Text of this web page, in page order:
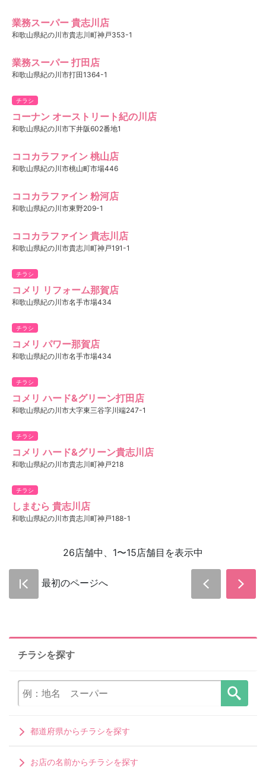
業務スーパー 貴志川店
和歌山県紀の川市貴志川町神戸353-1
業務スーパー 打田店
和歌山県紀の川市打田1364-1
チラシ
コーナン オーストリート紀の川店
和歌山県紀の川市下井阪602番地1
ココカラファイン 桃山店
和歌山県紀の川市桃山町市場446
ココカラファイン 粉河店
和歌山県紀の川市東野209-1
ココカラファイン 貴志川店
和歌山県紀の川市貴志川町神戸191-1
チラシ
コメリ リフォーム那賀店
和歌山県紀の川市名手市場434
チラシ
コメリ パワー那賀店
和歌山県紀の川市名手市場434
チラシ
コメリ ハード&グリーン打田店
和歌山県紀の川市大字東三谷字川端247-1
チラシ
コメリ ハード&グリーン貴志川店
和歌山県紀の川市貴志川町神戸218
チラシ
しまむら 貴志川店
和歌山県紀の川市貴志川町神戸188-1
26店舗中、1〜15店舗目を表示中
最初のページへ
チラシを探す
都道府県からチラシを探す
お店の名前からチラシを探す